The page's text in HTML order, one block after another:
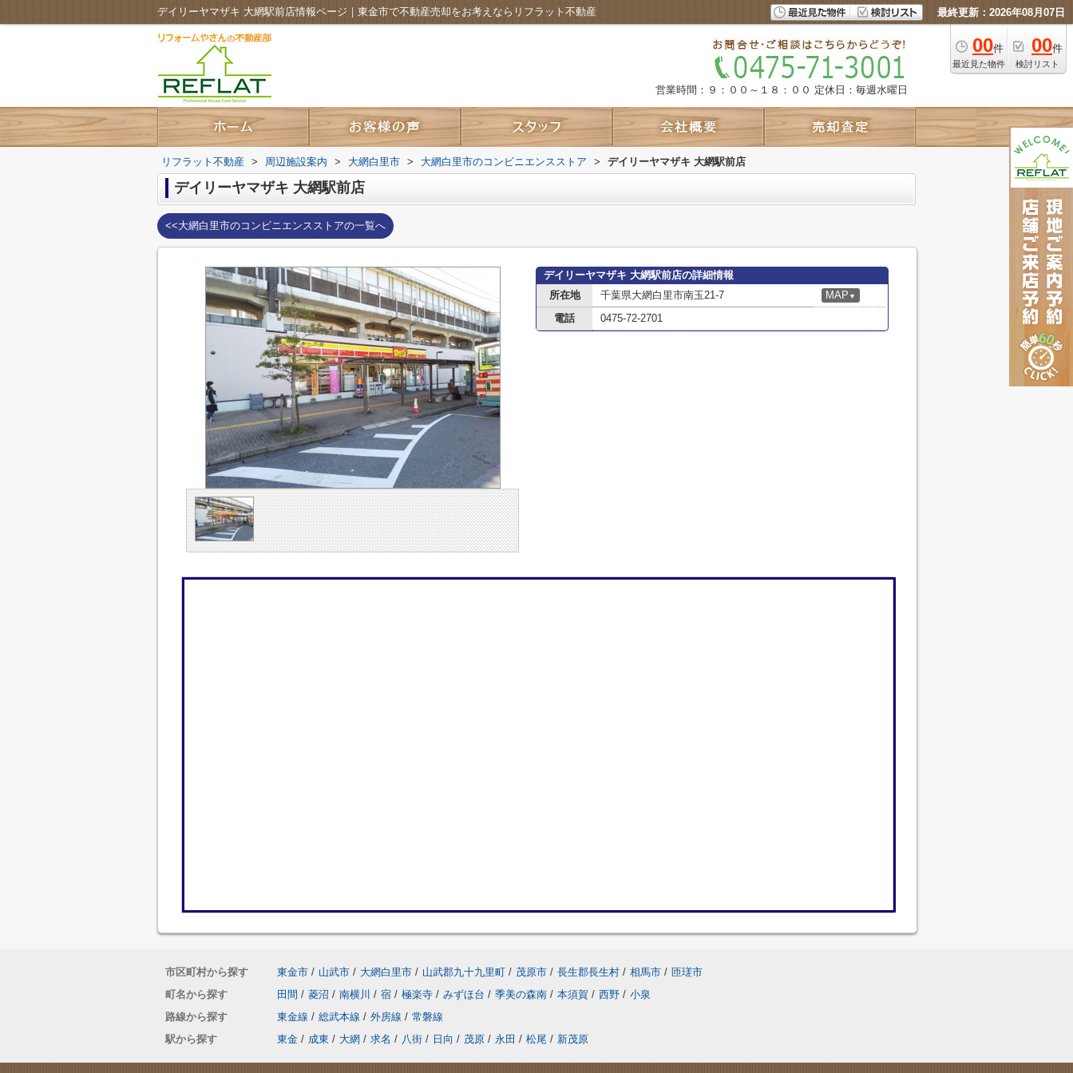
デイリーヤマザキ 大網駅前店情報ページ｜東金市で不動産売却をお考えならリフラット不動産 最終更新：2026年08月07日
00件
最近見た物件
00件
検討リスト
営業時間：９：００～１８：００ 定休日：毎週水曜日
リフラット不動産 > 周辺施設案内 > 大網白里市 > 大網白里市のコンビニエンスストア > デイリーヤマザキ 大網駅前店
デイリーヤマザキ 大網駅前店
<<大網白里市のコンビニエンスストアの一覧へ
デイリーヤマザキ 大網駅前店の詳細情報
所在地
千葉県大網白里市南玉21-7 MAP ▼
電話 0475-72-2701
市区町村から探す 東金市 / 山武市 / 大網白里市 / 山武郡九十九里町 / 茂原市 / 長生郡長生村 / 相馬市 / 匝瑳市
町名から探す
田間 / 菱沼 / 南横川 / 宿 / 極楽寺 / みずほ台 / 季美の森南 / 本須賀 / 西野 / 小泉
路線から探す
東金線 / 総武本線 / 外房線 / 常磐線
駅から探す
東金 / 成東 / 大網 / 求名 / 八街 / 日向 / 茂原 / 永田 / 松尾 / 新茂原